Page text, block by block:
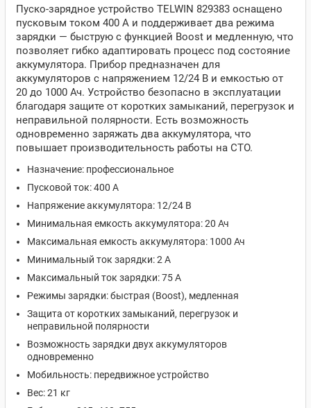
Пуско-зарядное устройство TELWIN 829383 оснащено
пусковым током 400 А и поддерживает два режима
зарядки — быструю с функцией Boost и медленную, что
позволяет гибко адаптировать процесс под состояние
аккумулятора. Прибор предназначен для
аккумуляторов с напряжением 12/24 В и емкостью от
20 до 1000 Ач. Устройство безопасно в эксплуатации
благодаря защите от коротких замыканий, перегрузок и
неправильной полярности. Есть возможность
одновременно заряжать два аккумулятора, что
повышает производительность работы на СТО.
Назначение: профессиональное
Пусковой ток: 400 А
Напряжение аккумулятора: 12/24 В
Минимальная емкость аккумулятора: 20 Ач
Максимальная емкость аккумулятора: 1000 Ач
Минимальный ток зарядки: 2 А
Максимальный ток зарядки: 75 А
Режимы зарядки: быстрая (Boost), медленная
Защита от коротких замыканий, перегрузок и
неправильной полярности
Возможность зарядки двух аккумуляторов
одновременно
Мобильность: передвижное устройство
Вес: 21 кг